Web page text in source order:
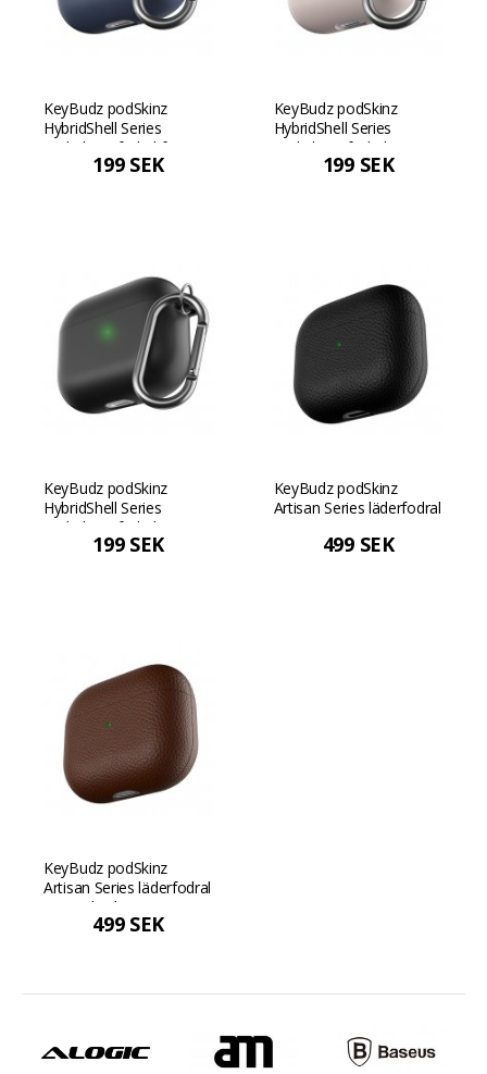
KeyBudz podSkinz
HybridShell Series
nyckelringsfodral för
AirPods 3 - Midnattsblå
199 SEK
KeyBudz podSkinz
HybridShell Series
nyckelringsfodral -
Pastellrosa199 SEK
KeyBudz podSkinz
HybridShell Series
nyckelringsfodral - Svart
199 SEK
KeyBudz podSkinz
Artisan Series läderfodral
499 SEK
KeyBudz podSkinz
Artisan Series läderfodral
- Naturligt brun
499 SEK